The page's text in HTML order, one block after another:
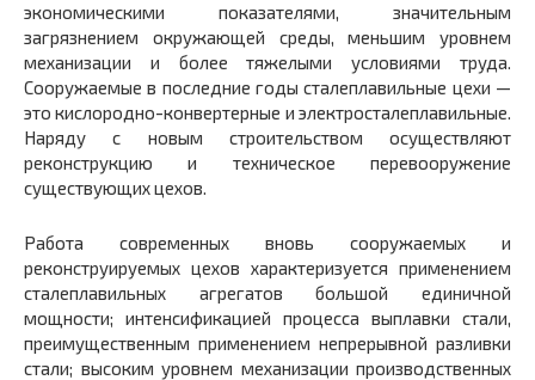
экономическими показателями, значительным
загрязнением окружающей среды, меньшим уровнем
механизации и более тяжелыми условиями труда.
Сооружаемые в последние годы сталеплавильные цехи —
это кислородно-конвертерные и электросталеплавильные.
Наряду с новым строительством осуществляют
реконструкцию и техническое перевооружение
существующих цехов.
Работа современных вновь сооружаемых и
реконструируемых цехов характеризуется применением
сталеплавильных агрегатов большой единичной
мощности; интенсификацией процесса выплавки стали,
преимущественным применением непрерывной разливки
стали; высоким уровнем механизации производственных